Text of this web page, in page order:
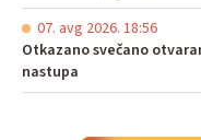
07. avg 2026. 18:56
Otkazano svečano
nastupa